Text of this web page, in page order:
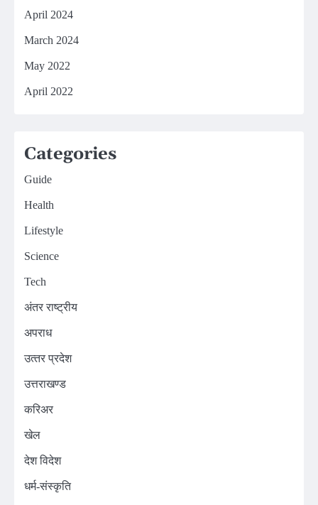
April 2024
March 2024
May 2022
April 2022
Categories
Guide
Health
Lifestyle
Science
Tech
अंतर राष्ट्रीय
अपराध
उत्‍तर प्रदेश
उत्तराखण्ड
करिअर
खेल
देश विदेश
धर्म-संस्कृति